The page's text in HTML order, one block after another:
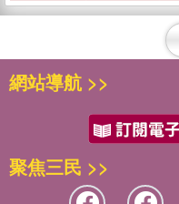
網站導航 >>
聚焦三民 >>